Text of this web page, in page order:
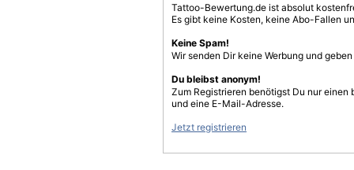
Tattoo-Bewertung.de ist absolut
Es gibt keine Kosten, keine Abo-Fallen
Keine Spam!
Wir senden Dir keine Werbung und
Du bleibst anonym!
Zum Registrieren benötigst Du nur einen
und eine E-Mail-Adresse.
Jetzt registrieren